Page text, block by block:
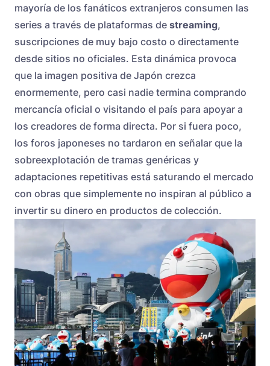
mayoría de los fanáticos extranjeros consumen las
series a través de plataformas de streaming,
suscripciones de muy bajo costo o directamente
desde sitios no oficiales. Esta dinámica provoca
que la imagen positiva de Japón crezca
enormemente, pero casi nadie termina comprando
mercancía oficial o visitando el país para apoyar a
los creadores de forma directa. Por si fuera poco,
los foros japoneses no tardaron en señalar que la
sobreexplotación de tramas genéricas y
adaptaciones repetitivas está saturando el mercado
con obras que simplemente no inspiran al público a
invertir su dinero en productos de colección.